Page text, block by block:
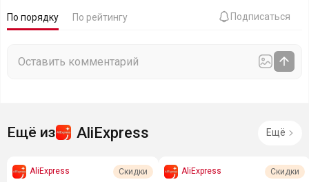
По порядку По рейтингу Подписаться
Ещё из AliExpress Ещё
AliExpress Скидки AliExpress Скидки